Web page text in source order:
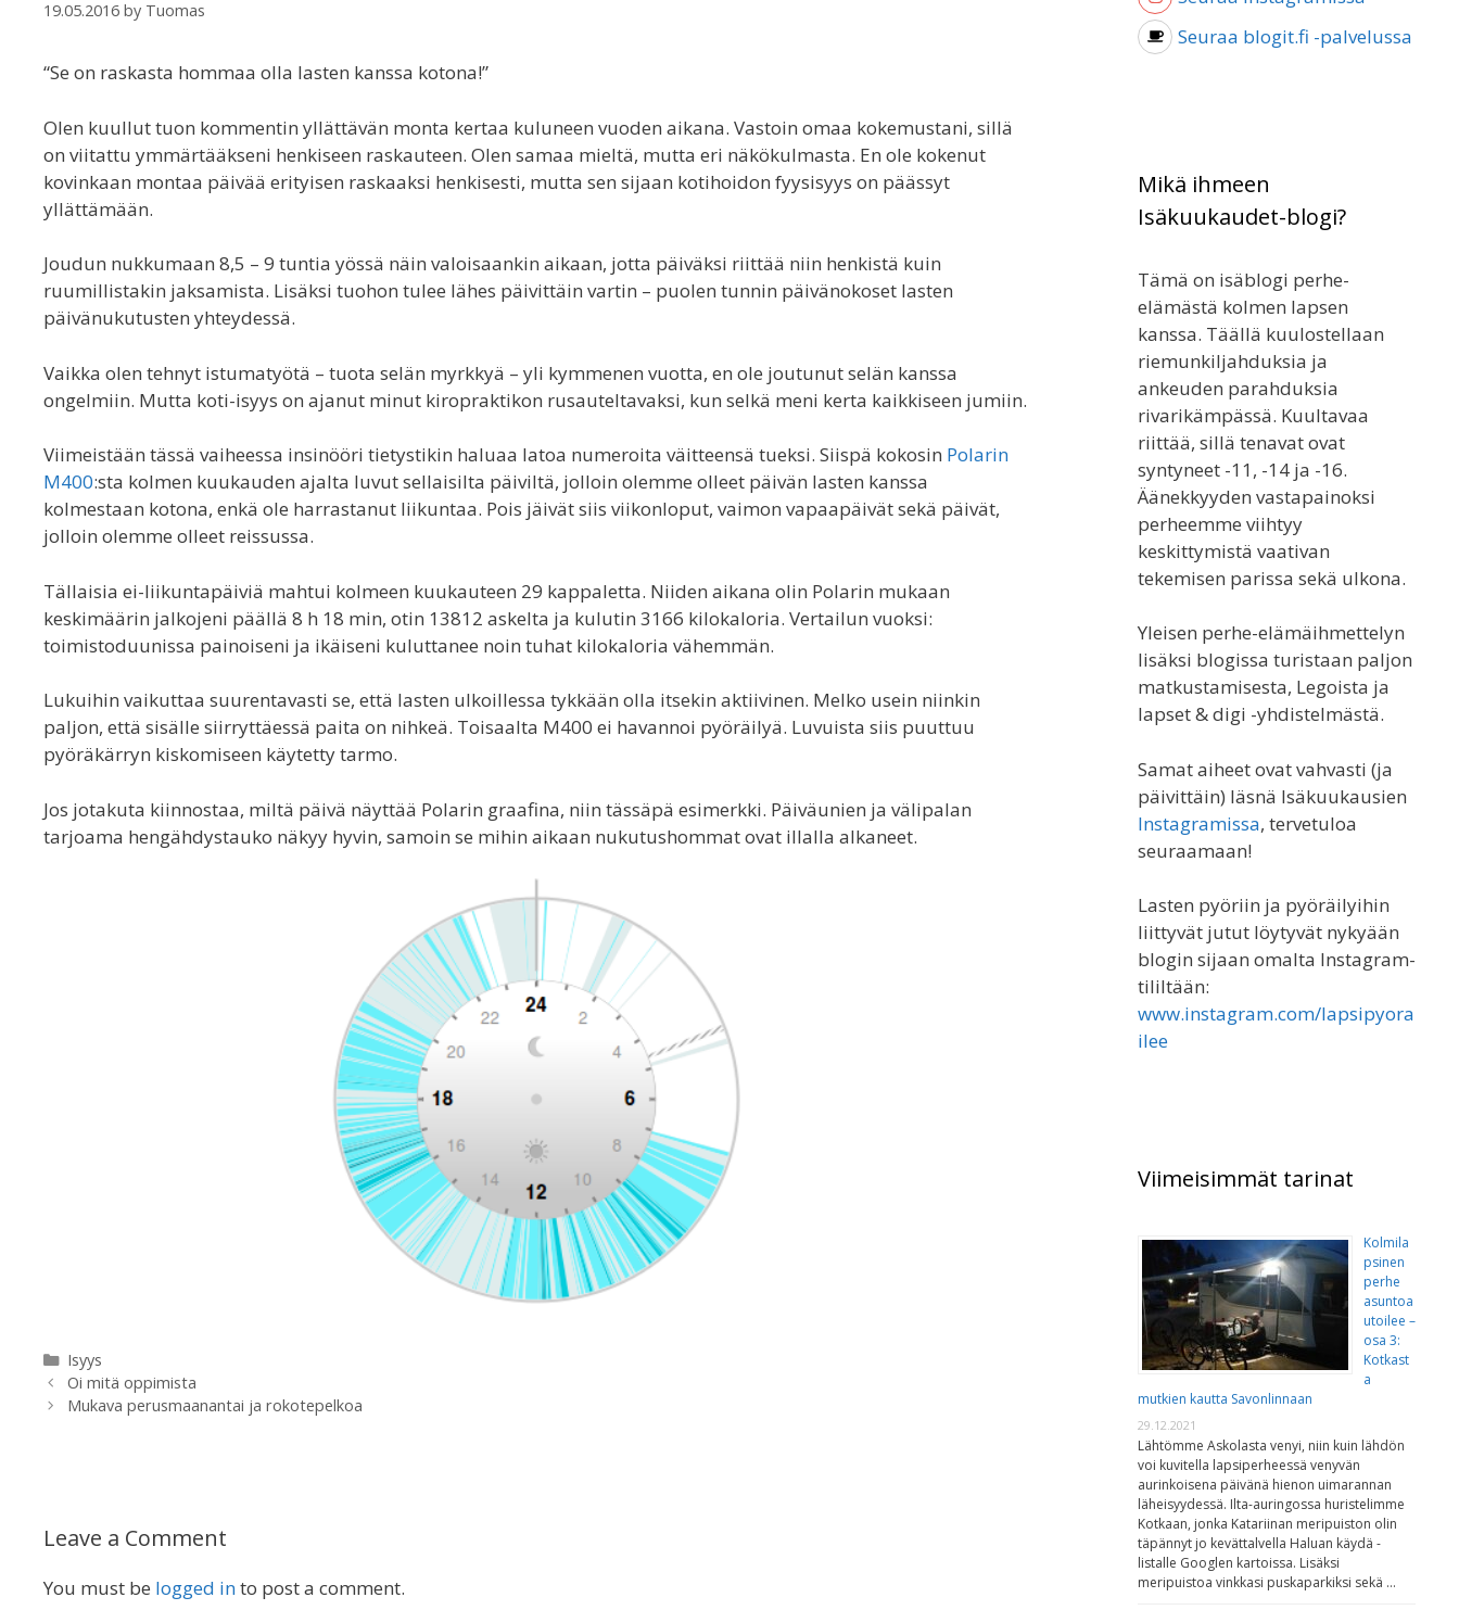
19.05.2016 by Tuomas
“Se on raskasta hommaa olla lasten kanssa kotona!”
Olen kuullut tuon kommentin yllättävän monta kertaa kuluneen vuoden aikana. Vastoin omaa kokemustani, sillä
on viitattu ymmärtääkseni henkiseen raskauteen. Olen samaa mieltä, mutta eri näkökulmasta. En ole kokenut
kovinkaan montaa päivää erityisen raskaaksi henkisesti, mutta sen sijaan kotihoidon fyysisyys on päässyt
yllättämään.
Joudun nukkumaan 8,5 – 9 tuntia yössä näin valoisaankin aikaan, jotta päiväksi riittää niin henkistä kuin
ruumillistakin jaksamista. Lisäksi tuohon tulee lähes päivittäin vartin – puolen tunnin päivänokoset lasten
päivänukutusten yhteydessä.
Vaikka olen tehnyt istumatyötä – tuota selän myrkkyä – yli kymmenen vuotta, en ole joutunut selän kanssa
ongelmiin. Mutta koti-isyys on ajanut minut kiropraktikon rusauteltavaksi, kun selkä meni kerta kaikkiseen jumiin.
Viimeistään tässä vaiheessa insinööri tietystikin haluaa latoa numeroita väitteensä tueksi. Siispä kokosin Polarin
M400:sta kolmen kuukauden ajalta luvut sellaisilta päiviltä, jolloin olemme olleet päivän lasten kanssa
kolmestaan kotona, enkä ole harrastanut liikuntaa. Pois jäivät siis viikonloput, vaimon vapaapäivät sekä päivät,
jolloin olemme olleet reissussa.
Tällaisia ei-liikuntapäiviä mahtui kolmeen kuukauteen 29 kappaletta. Niiden aikana olin Polarin mukaan
keskimäärin jalkojeni päällä 8 h 18 min, otin 13812 askelta ja kulutin 3166 kilokaloria. Vertailun vuoksi:
toimistoduunissa painoiseni ja ikäiseni kuluttanee noin tuhat kilokaloria vähemmän.
Lukuihin vaikuttaa suurentavasti se, että lasten ulkoillessa tykkään olla itsekin aktiivinen. Melko usein niinkin
paljon, että sisälle siirryttäessä paita on nihkeä. Toisaalta M400 ei havannoi pyöräilyä. Luvuista siis puuttuu
pyöräkärryn kiskomiseen käytetty tarmo.
Jos jotakuta kiinnostaa, miltä päivä näyttää Polarin graafina, niin tässäpä esimerkki. Päiväunien ja välipalan
tarjoama hengähdystauko näkyy hyvin, samoin se mihin aikaan nukutushommat ovat illalla alkaneet.
Categories
Isyys
Oi mitä oppimista
Mukava perusmaanantai ja rokotepelkoa
Leave a Comment
You must be logged into post a comment.
Seuraa blogit.fi -palvelussa
Mikä ihmeen
Isäkuukaudet-blogi?
Tämä on isäblogi perhe-
elämästä kolmen lapsen
kanssa. Täällä kuulostellaan
riemunkiljahduksia ja
ankeuden parahduksia
rivarikämpässä. Kuultavaa
riittää, sillä tenavat ovat
syntyneet -11, -14 ja -16.
Äänekkyyden vastapainoksi
perheemme viihtyy
keskittymistä vaativan
tekemisen parissa sekä ulkona.
Yleisen perhe-elämäihmettelyn
lisäksi blogissa turistaan paljon
matkustamisesta, Legoista ja
lapset & digi -yhdistelmästä.
Samat aiheet ovat vahvasti (ja
päivittäin) läsnä Isäkuukausien
Instagramissa, tervetuloa
seuraamaan!
Lasten pyöriin ja pyöräilyihin
liittyvät jutut löytyvät nykyään
blogin sijaan omalta Instagram-
tililtään:
www.instagram.com/lapsipyora
ilee
Viimeisimmät tarinat
Kolmila
psinen
perhe
asuntoa
utoilee –
osa 3:
Kotkast
a
mutkien kautta Savonlinnaan
29.12.2021
Lähtömme Askolasta venyi, niin kuin lähdön
voi kuvitella lapsiperheessä venyvän
aurinkoisena päivänä hienon uimarannan
läheisyydessä. Ilta-auringossa huristelimme
Kotkaan, jonka Katariinan meripuiston olin
täpännyt jo kevättalvella Haluan käydä -
listalle Googlen kartoissa. Lisäksi
meripuistoa vinkkasi puskaparkiksi sekä …